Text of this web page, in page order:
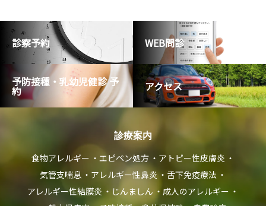
診察予約 WEB問診
予防接種・乳幼児健診 予
約 アクセス
診療案内
食物アレルギー エピペン処方
アトピー性皮膚炎
気管支喘息
アレルギー性鼻炎
舌下免疫療法
アレルギー性結膜炎
じんましん
成人のアレルギー